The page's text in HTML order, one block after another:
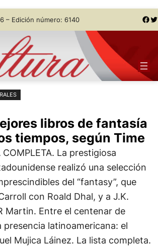
– Edición número: 6140 Facebook Twitter
libros de fantasía
tiempos, según Time
COMPLETA. La prestigiosa
realizó una selección
del “fantasy”, que
con Roald Dhal, y a J.K.
Martin. Entre el centenar de
presencia latinoamericana: el
Mujica Láinez. La lista completa.